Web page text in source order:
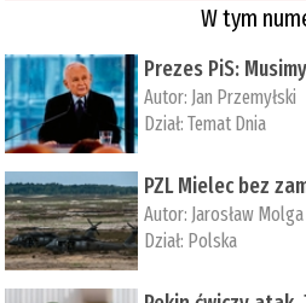
W tym
Prezes PiS:
Autor: Jan Przemyłski
Dział:Temat Dnia
PZL Mielec bez
Autor: Jarosław Molga
Dział: Polska